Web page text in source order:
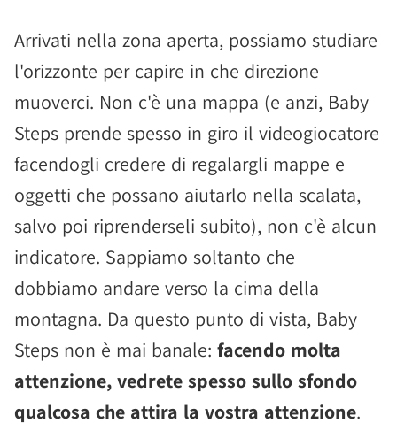
Arrivati nella zona aperta, possiamo studiare
l'orizzonte per capire in che direzione
muoverci. Non c'è una mappa (e anzi, Baby
Steps prende spesso in giro il videogiocatore
facendogli credere di regalargli mappe e
oggetti che possano aiutarlo nella scalata,
salvo poi riprenderseli subito), non c'è alcun
indicatore. Sappiamo soltanto che
dobbiamo andare verso la cima della
montagna. Da questo punto di vista, Baby
Steps non è mai banale: facendo molta
attenzione, vedrete spesso sullo sfondo
qualcosa che attira la vostra attenzione.